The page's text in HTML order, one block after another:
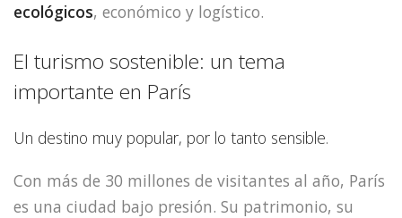
ecológicos, económico y logístico.
El turismo sostenible: un tema
importante en París
Un destino muy popular, por lo tanto sensible.
Con más de 30 millones de visitantes al año, París
es una ciudad bajo presión. Su patrimonio, su